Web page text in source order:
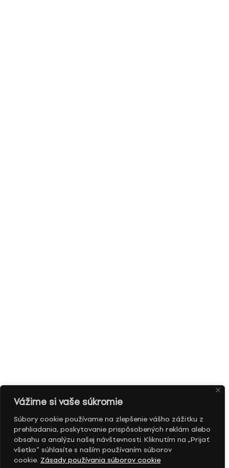
Vážime si vaše súkromie
Súbory cookie používame na zlepšenie vášho zážitku z
prehliadania, poskytovanie prispôsobených reklám alebo
obsahu a analýzu našej návštevnosti. Kliknutím na „Prijať
všetko“ súhlasíte s naším používaním súborov
cookie. Zásady používania súborov cookie